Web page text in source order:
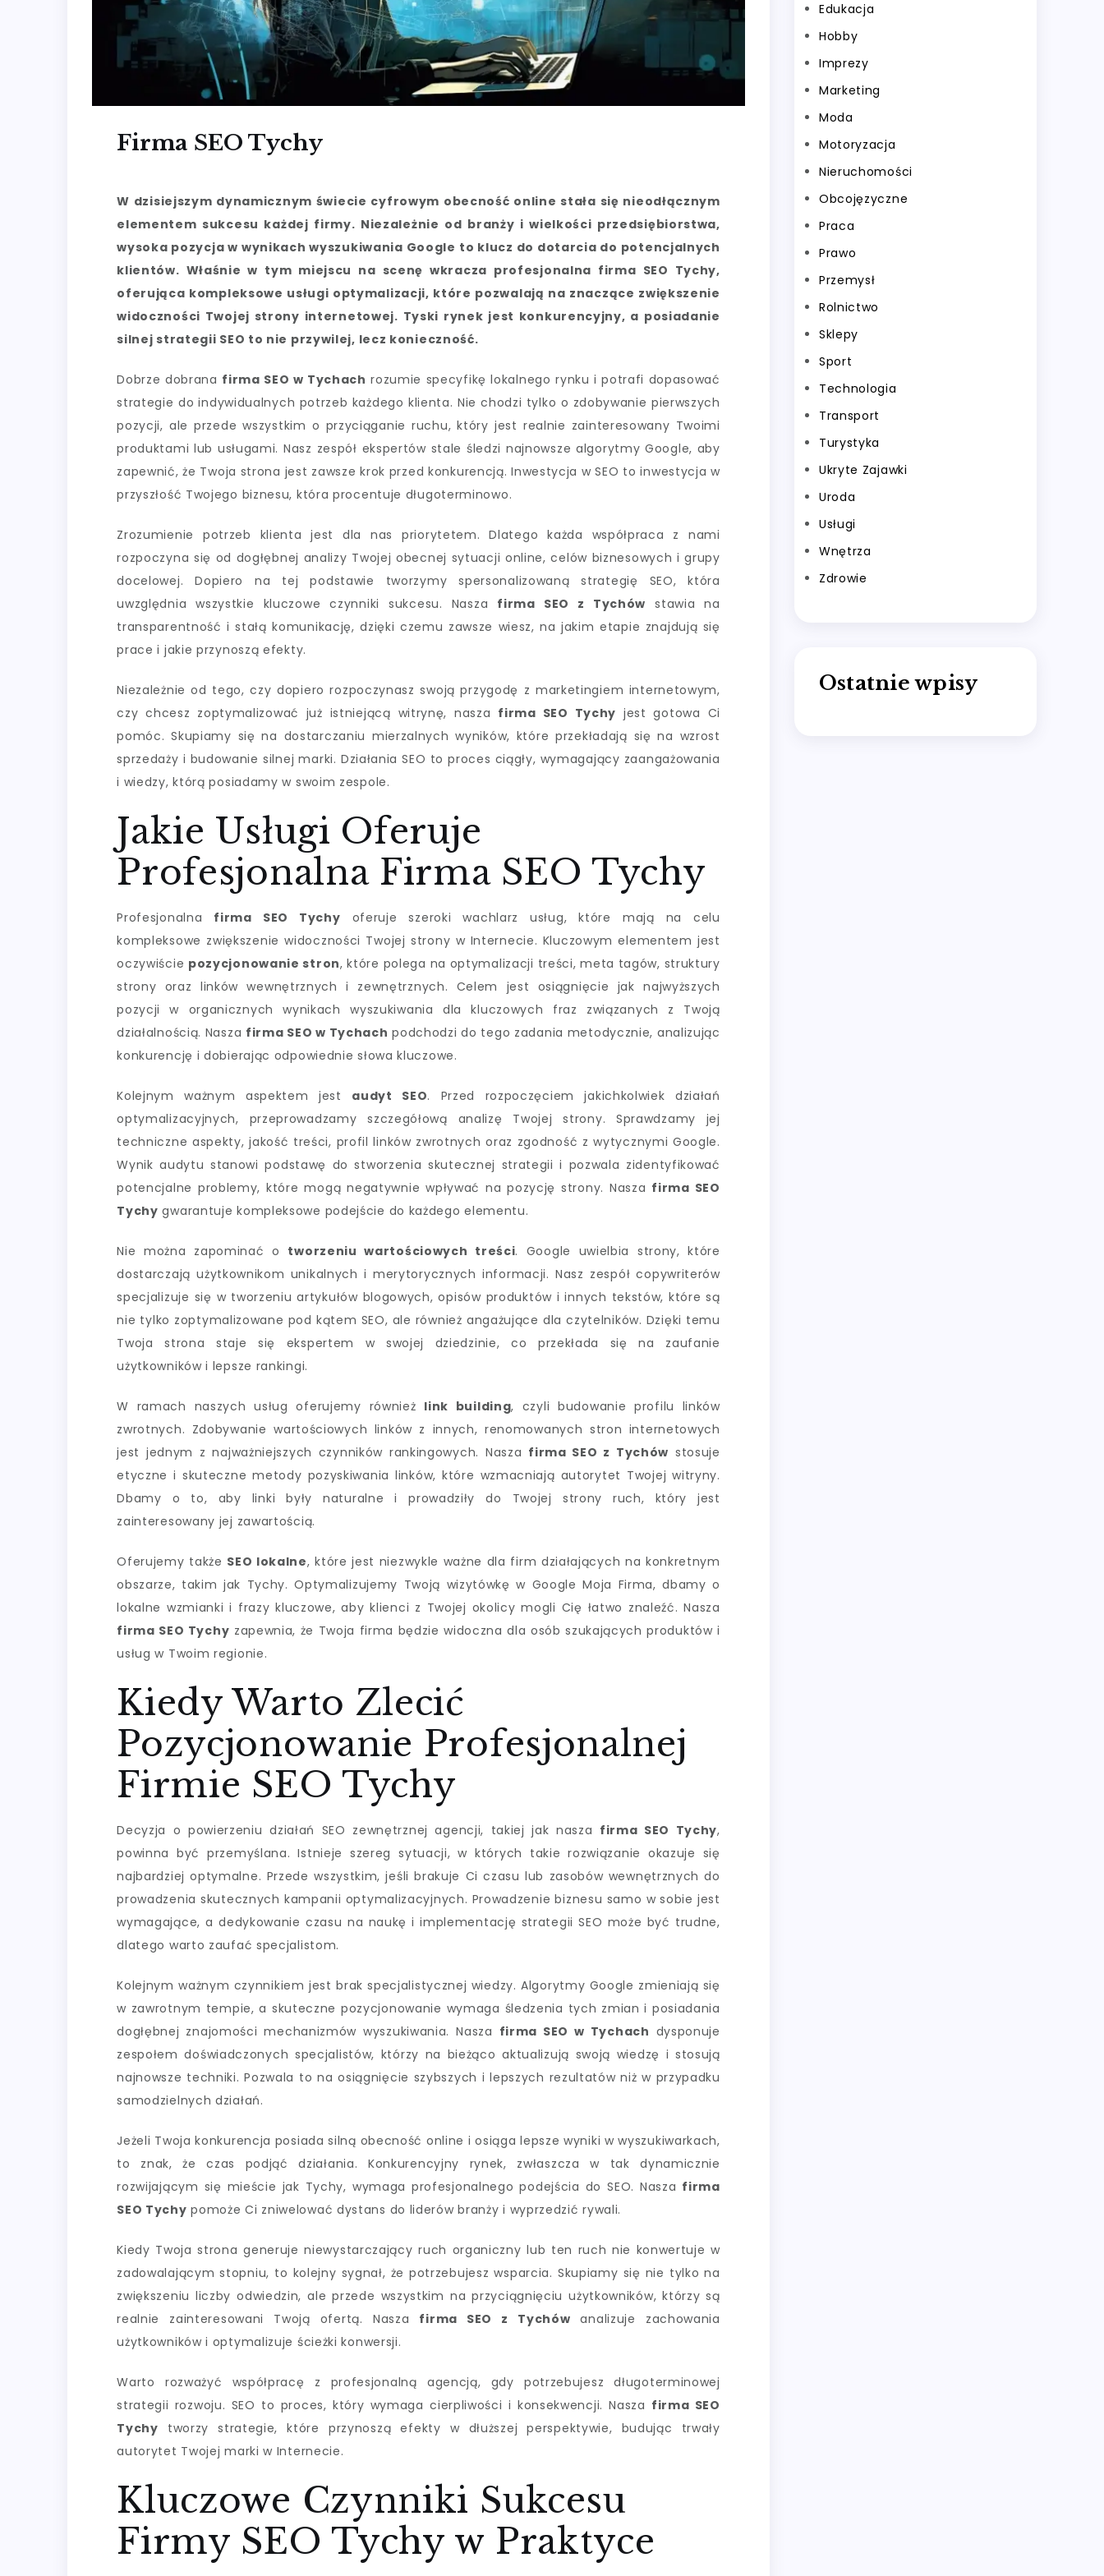
Firma SEO Tychy
W dzisiejszym dynamicznym świecie cyfrowym obecność online stała się nieodłącznym
elementem sukcesu każdej firmy. Niezależnie od branży i wielkości przedsiębiorstwa,
wysoka pozycja w wynikach wyszukiwania Google to klucz do dotarcia do potencjalnych
klientów. Właśnie w tym miejscu na scenę wkracza profesjonalna firma SEO Tychy,
oferująca kompleksowe usługi optymalizacji, które pozwalają na znaczące zwiększenie
widoczności Twojej strony internetowej. Tyski rynek jest konkurencyjny, a posiadanie
silnej strategii SEO to nie przywilej, lecz konieczność.
Dobrze dobrana firma SEO w Tychach rozumie specyfikę lokalnego rynku i potrafi dopasować
strategie do indywidualnych potrzeb każdego klienta. Nie chodzi tylko o zdobywanie pierwszych
pozycji, ale przede wszystkim o przyciąganie ruchu, który jest realnie zainteresowany Twoimi
produktami lub usługami. Nasz zespół ekspertów stale śledzi najnowsze algorytmy Google, aby
zapewnić, że Twoja strona jest zawsze krok przed konkurencją. Inwestycja w SEO to inwestycja w
przyszłość Twojego biznesu, która procentuje długoterminowo.
Zrozumienie potrzeb klienta jest dla nas priorytetem. Dlatego każda współpraca z nami
rozpoczyna się od dogłębnej analizy Twojej obecnej sytuacji online, celów biznesowych i grupy
docelowej. Dopiero na tej podstawie tworzymy spersonalizowaną strategię SEO, która
uwzględnia wszystkie kluczowe czynniki sukcesu. Nasza firma SEO z Tychów stawia na
transparentność i stałą komunikację, dzięki czemu zawsze wiesz, na jakim etapie znajdują się
prace i jakie przynoszą efekty.
Niezależnie od tego, czy dopiero rozpoczynasz swoją przygodę z marketingiem internetowym,
czy chcesz zoptymalizować już istniejącą witrynę, nasza firma SEO Tychy jest gotowa Ci
pomóc. Skupiamy się na dostarczaniu mierzalnych wyników, które przekładają się na wzrost
sprzedaży i budowanie silnej marki. Działania SEO to proces ciągły, wymagający zaangażowania
i wiedzy, którą posiadamy w swoim zespole.
Jakie Usługi Oferuje
Profesjonalna Firma SEO Tychy
Profesjonalna firma SEO Tychy oferuje szeroki wachlarz usług, które mają na celu
kompleksowe zwiększenie widoczności Twojej strony w Internecie. Kluczowym elementem jest
oczywiście pozycjonowanie stron, które polega na optymalizacji treści, meta tagów, struktury
strony oraz linków wewnętrznych i zewnętrznych. Celem jest osiągnięcie jak najwyższych
pozycji w organicznych wynikach wyszukiwania dla kluczowych fraz związanych z Twoją
działalnością. Nasza firma SEO w Tychach podchodzi do tego zadania metodycznie, analizując
konkurencję i dobierając odpowiednie słowa kluczowe.
Kolejnym ważnym aspektem jest audyt SEO. Przed rozpoczęciem jakichkolwiek działań
optymalizacyjnych, przeprowadzamy szczegółową analizę Twojej strony. Sprawdzamy jej
techniczne aspekty, jakość treści, profil linków zwrotnych oraz zgodność z wytycznymi Google.
Wynik audytu stanowi podstawę do stworzenia skutecznej strategii i pozwala zidentyfikować
potencjalne problemy, które mogą negatywnie wpływać na pozycję strony. Nasza firma SEO
Tychy gwarantuje kompleksowe podejście do każdego elementu.
Nie można zapominać o tworzeniu wartościowych treści. Google uwielbia strony, które
dostarczają użytkownikom unikalnych i merytorycznych informacji. Nasz zespół copywriterów
specjalizuje się w tworzeniu artykułów blogowych, opisów produktów i innych tekstów, które są
nie tylko zoptymalizowane pod kątem SEO, ale również angażujące dla czytelników. Dzięki temu
Twoja strona staje się ekspertem w swojej dziedzinie, co przekłada się na zaufanie
użytkowników i lepsze rankingi.
W ramach naszych usług oferujemy również link building, czyli budowanie profilu linków
zwrotnych. Zdobywanie wartościowych linków z innych, renomowanych stron internetowych
jest jednym z najważniejszych czynników rankingowych. Nasza firma SEO z Tychów stosuje
etyczne i skuteczne metody pozyskiwania linków, które wzmacniają autorytet Twojej witryny.
Dbamy o to, aby linki były naturalne i prowadziły do Twojej strony ruch, który jest
zainteresowany jej zawartością.
Oferujemy także SEO lokalne, które jest niezwykle ważne dla firm działających na konkretnym
obszarze, takim jak Tychy. Optymalizujemy Twoją wizytówkę w Google Moja Firma, dbamy o
lokalne wzmianki i frazy kluczowe, aby klienci z Twojej okolicy mogli Cię łatwo znaleźć. Nasza
firma SEO Tychy zapewnia, że Twoja firma będzie widoczna dla osób szukających produktów i
usług w Twoim regionie.
Kiedy Warto Zlecić
Pozycjonowanie Profesjonalnej
Firmie SEO Tychy
Decyzja o powierzeniu działań SEO zewnętrznej agencji, takiej jak nasza firma SEO Tychy,
powinna być przemyślana. Istnieje szereg sytuacji, w których takie rozwiązanie okazuje się
najbardziej optymalne. Przede wszystkim, jeśli brakuje Ci czasu lub zasobów wewnętrznych do
prowadzenia skutecznych kampanii optymalizacyjnych. Prowadzenie biznesu samo w sobie jest
wymagające, a dedykowanie czasu na naukę i implementację strategii SEO może być trudne,
dlatego warto zaufać specjalistom.
Kolejnym ważnym czynnikiem jest brak specjalistycznej wiedzy. Algorytmy Google zmieniają się
w zawrotnym tempie, a skuteczne pozycjonowanie wymaga śledzenia tych zmian i posiadania
dogłębnej znajomości mechanizmów wyszukiwania. Nasza firma SEO w Tychach dysponuje
zespołem doświadczonych specjalistów, którzy na bieżąco aktualizują swoją wiedzę i stosują
najnowsze techniki. Pozwala to na osiągnięcie szybszych i lepszych rezultatów niż w przypadku
samodzielnych działań.
Jeżeli Twoja konkurencja posiada silną obecność online i osiąga lepsze wyniki w wyszukiwarkach,
to znak, że czas podjąć działania. Konkurencyjny rynek, zwłaszcza w tak dynamicznie
rozwijającym się mieście jak Tychy, wymaga profesjonalnego podejścia do SEO. Nasza firma
SEO Tychy pomoże Ci zniwelować dystans do liderów branży i wyprzedzić rywali.
Kiedy Twoja strona generuje niewystarczający ruch organiczny lub ten ruch nie konwertuje w
zadowalającym stopniu, to kolejny sygnał, że potrzebujesz wsparcia. Skupiamy się nie tylko na
zwiększeniu liczby odwiedzin, ale przede wszystkim na przyciągnięciu użytkowników, którzy są
realnie zainteresowani Twoją ofertą. Nasza firma SEO z Tychów analizuje zachowania
użytkowników i optymalizuje ścieżki konwersji.
Warto rozważyć współpracę z profesjonalną agencją, gdy potrzebujesz długoterminowej
strategii rozwoju. SEO to proces, który wymaga cierpliwości i konsekwencji. Nasza firma SEO
Tychy tworzy strategie, które przynoszą efekty w dłuższej perspektywie, budując trwały
autorytet Twojej marki w Internecie.
Kluczowe Czynniki Sukcesu
Firmy SEO Tychy w Praktyce
Edukacja
Hobby
Imprezy
Marketing
Moda
Motoryzacja
Nieruchomości
Obcojęzyczne
Praca
Prawo
Przemysł
Rolnictwo
Sklepy
Sport
Technologia
Transport
Turystyka
Ukryte Zajawki
Uroda
Usługi
Wnętrza
Zdrowie
Ostatnie wpisy